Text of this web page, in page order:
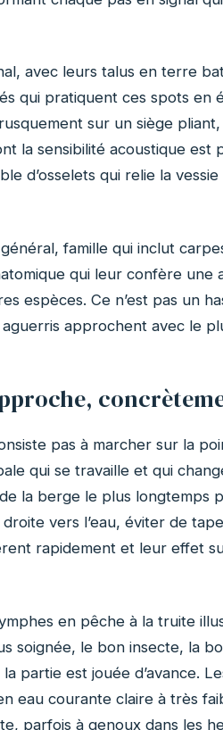
avec leurs talus en terre
qui pratiquent ces spots en
sur un siège
la sensibilité acoustique
d’osselets qui relie la
famille qui inclut
qui leur confère
espèces. Ce n’est pas un
approchent avec le
pas à marcher sur la
qui se travaille et qui
la berge le plus
droite vers l’eau, éviter de
rapidement et leur effet
en pêche à la truite
soignée, le bon insecte, la
partie est jouée d’avance.
eau courante claire à très
parfois à genoux dans les